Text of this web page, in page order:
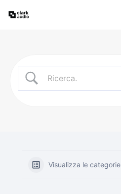
Visualizza le categorie